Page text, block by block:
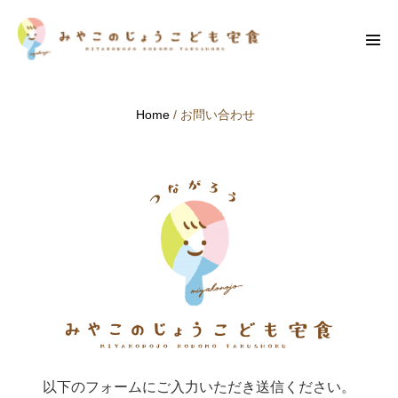
content
Home / お問い合わせ
以下のフォームにご入力いただき送信ください。